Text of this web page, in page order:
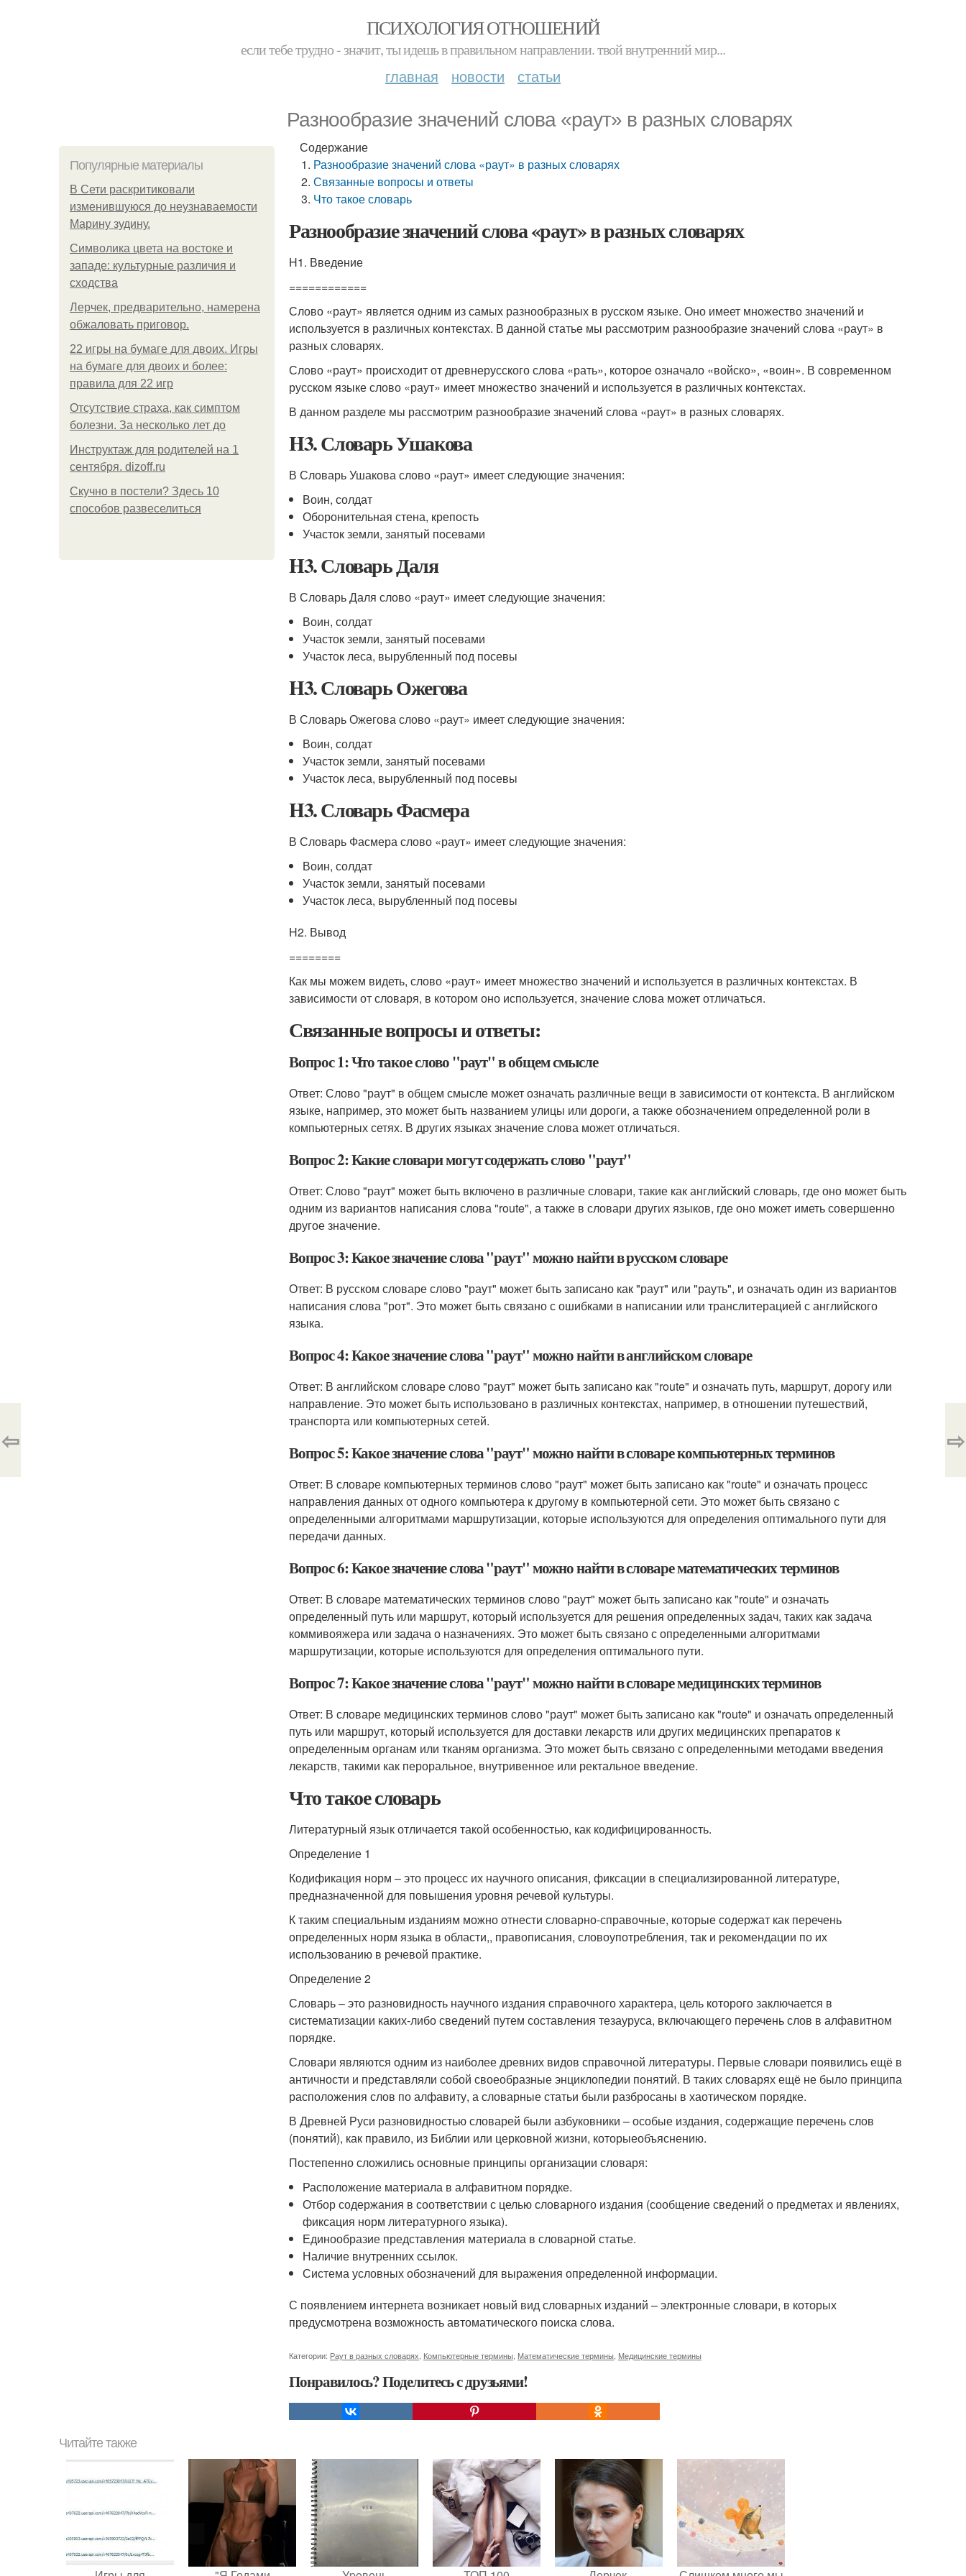
ПСИХОЛОГИЯ ОТНОШЕНИЙ
если тебе трудно - значит, ты идешь в правильном направлении. твой внутренний мир...
главная новости статьи
Разнообразие значений слова «раут» в разных словарях
Популярные материалы
В Сети раскритиковали
изменившуюся до неузнаваемости
Марину зудину.
Символика цвета на востоке и
западе: культурные различия и
сходства
Лерчек, предварительно, намерена
обжаловать приговор.
22 игры на бумаге для двоих. Игры
на бумаге для двоих и более:
правила для 22 игр
Отсутствие страха, как симптом
болезни. За несколько лет до
Инструктаж для родителей на 1
сентября. dizoff.ru
Скучно в постели? Здесь 10
способов развеселиться
Содержание
Разнообразие значений слова «раут» в разных словарях
Связанные вопросы и ответы
Что такое словарь
Разнообразие значений слова «раут» в разных словарях
H1. Введение
============
Слово «раут» является одним из самых разнообразных в русском языке. Оно имеет множество значений и
используется в различных контекстах. В данной статье мы рассмотрим разнообразие значений слова «раут» в
разных словарях.
Слово «раут» происходит от древнерусского слова «рать», которое означало «войско», «воин». В современном
русском языке слово «раут» имеет множество значений и используется в различных контекстах.
В данном разделе мы рассмотрим разнообразие значений слова «раут» в разных словарях.
H3. Словарь Ушакова
В Словарь Ушакова слово «раут» имеет следующие значения:
Воин, солдат
Оборонительная стена, крепость
Участок земли, занятый посевами
H3. Словарь Даля
В Словарь Даля слово «раут» имеет следующие значения:
Воин, солдат
Участок земли, занятый посевами
Участок леса, вырубленный под посевы
H3. Словарь Ожегова
В Словарь Ожегова слово «раут» имеет следующие значения:
Воин, солдат
Участок земли, занятый посевами
Участок леса, вырубленный под посевы
H3. Словарь Фасмера
В Словарь Фасмера слово «раут» имеет следующие значения:
Воин, солдат
Участок земли, занятый посевами
Участок леса, вырубленный под посевы
H2. Вывод
========
Как мы можем видеть, слово «раут» имеет множество значений и используется в различных контекстах. В
зависимости от словаря, в котором оно используется, значение слова может отличаться.
Связанные вопросы и ответы:
Вопрос 1: Что такое слово "раут" в общем смысле
Ответ: Слово "раут" в общем смысле может означать различные вещи в зависимости от контекста. В английском
языке, например, это может быть названием улицы или дороги, а также обозначением определенной роли в
компьютерных сетях. В других языках значение слова может отличаться.
Вопрос 2: Какие словари могут содержать слово "раут"
Ответ: Слово "раут" может быть включено в различные словари, такие как английский словарь, где оно может быть
одним из вариантов написания слова "route", а также в словари других языков, где оно может иметь совершенно
другое значение.
Вопрос 3: Какое значение слова "раут" можно найти в русском словаре
Ответ: В русском словаре слово "раут" может быть записано как "раут" или "рауть", и означать один из вариантов
написания слова "рот". Это может быть связано с ошибками в написании или транслитерацией с английского
языка.
Вопрос 4: Какое значение слова "раут" можно найти в английском словаре
Ответ: В английском словаре слово "раут" может быть записано как "route" и означать путь, маршрут, дорогу или
направление. Это может быть использовано в различных контекстах, например, в отношении путешествий,
транспорта или компьютерных сетей.
Вопрос 5: Какое значение слова "раут" можно найти в словаре компьютерных терминов
Ответ: В словаре компьютерных терминов слово "раут" может быть записано как "route" и означать процесс
направления данных от одного компьютера к другому в компьютерной сети. Это может быть связано с
определенными алгоритмами маршрутизации, которые используются для определения оптимального пути для
передачи данных.
Вопрос 6: Какое значение слова "раут" можно найти в словаре математических терминов
Ответ: В словаре математических терминов слово "раут" может быть записано как "route" и означать
определенный путь или маршрут, который используется для решения определенных задач, таких как задача
коммивояжера или задача о назначениях. Это может быть связано с определенными алгоритмами
маршрутизации, которые используются для определения оптимального пути.
Вопрос 7: Какое значение слова "раут" можно найти в словаре медицинских терминов
Ответ: В словаре медицинских терминов слово "раут" может быть записано как "route" и означать определенный
путь или маршрут, который используется для доставки лекарств или других медицинских препаратов к
определенным органам или тканям организма. Это может быть связано с определенными методами введения
лекарств, такими как пероральное, внутривенное или ректальное введение.
Что такое словарь
Литературный язык отличается такой особенностью, как кодифицированность.
Определение 1
Кодификация норм – это процесс их научного описания, фиксации в специализированной литературе,
предназначенной для повышения уровня речевой культуры.
К таким специальным изданиям можно отнести словарно-справочные, которые содержат как перечень
определенных норм языка в области,, правописания, словоупотребления, так и рекомендации по их
использованию в речевой практике.
Определение 2
Словарь – это разновидность научного издания справочного характера, цель которого заключается в
систематизации каких-либо сведений путем составления тезауруса, включающего перечень слов в алфавитном
порядке.
Словари являются одним из наиболее древних видов справочной литературы. Первые словари появились ещё в
античности и представляли собой своеобразные энциклопедии понятий. В таких словарях ещё не было принципа
расположения слов по алфавиту, а словарные статьи были разбросаны в хаотическом порядке.
В Древней Руси разновидностью словарей были азбуковники – особые издания, содержащие перечень слов
(понятий), как правило, из Библии или церковной жизни, которыеобъяснению.
Постепенно сложились основные принципы организации словаря:
Расположение материала в алфавитном порядке.
Отбор содержания в соответствии с целью словарного издания (сообщение сведений о предметах и явлениях,
фиксация норм литературного языка).
Единообразие представления материала в словарной статье.
Наличие внутренних ссылок.
Система условных обозначений для выражения определенной информации.
С появлением интернета возникает новый вид словарных изданий – электронные словари, в которых
предусмотрена возможность автоматического поиска слова.
Категории: Раут в разных словарях Компьютерные термины Математические термины Медицинские термины
Понравилось? Поделитесь с друзьями!
⇦ ⇨
Читайте также